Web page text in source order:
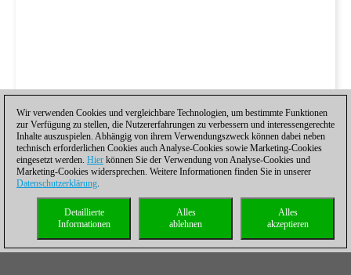
Wir verwenden Cookies und vergleichbare Technologien, um bestimmte Funktionen
zur Verfügung zu stellen, die Nutzererfahrungen zu verbessern und interessengerechte
Inhalte auszuspielen. Abhängig von ihrem Verwendungszweck können dabei neben
technisch erforderlichen Cookies auch Analyse-Cookies sowie Marketing-Cookies
eingesetzt werden. Hier können Sie der Verwendung von Analyse-Cookies und
Marketing-Cookies widersprechen. Weitere Informationen finden Sie in unserer
Datenschutzerklärung.
Alles
akzeptieren
Alles
ablehnen
Detaillierte
Informationen